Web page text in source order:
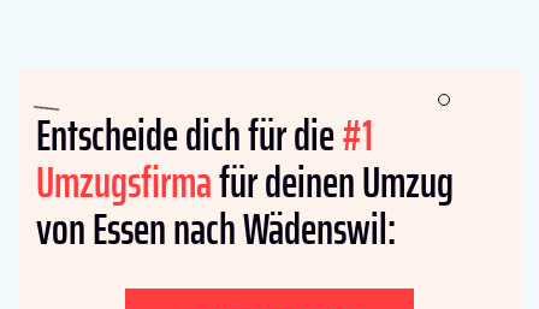
Entscheide dich für die#1
Umzugsfirmafür deinen Umzug
von Essen nach Wädenswil: